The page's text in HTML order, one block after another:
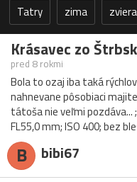
Tatry zima
Krásavec zo
pred 8 rokmi
Bola to ozaj iba taká
nahnevane pôsobiaci
tátoša nie veľmi pozdáva...
FL55,0 mm; ISO 400; bez
B bibi67